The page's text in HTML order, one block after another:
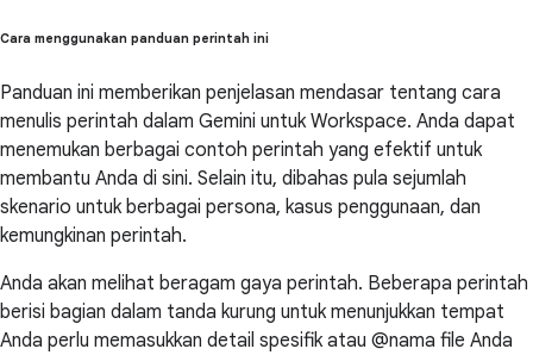
Cara menggunakan panduan perintah ini
Panduan ini memberikan penjelasan mendasar tentang cara
menulis perintah dalam Gemini untuk Workspace. Anda dapat
menemukan berbagai contoh perintah yang efektif untuk
membantu Anda di sini. Selain itu, dibahas pula sejumlah
skenario untuk berbagai persona, kasus penggunaan, dan
kemungkinan perintah.
Anda akan melihat beragam gaya perintah. Beberapa perintah
berisi bagian dalam tanda kurung untuk menunjukkan tempat
Anda perlu memasukkan detail spesifik atau @nama file Anda